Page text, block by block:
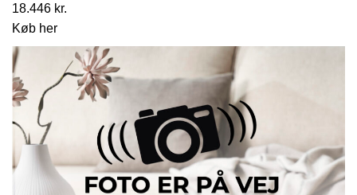
18.446 kr.
Køb her